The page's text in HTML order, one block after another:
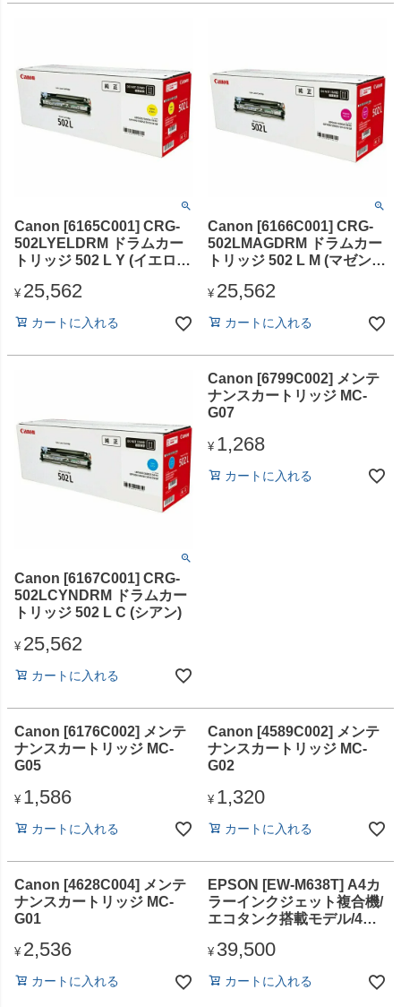
Canon [6165C001] CRG-
502LYELDRM ドラムカー
トリッジ 502 L Y (イエロ
¥ 25,562
カートに入れる
Canon [6166C001] CRG-
502LMAGDRM ドラムカー
トリッジ 502 L M (マゼン
¥ 25,562
カートに入れる
Canon [6167C001] CRG-
502LCYNDRM ドラムカー
トリッジ 502 L C (シアン)
¥ 25,562
カートに入れる
Canon [6799C002] メンテ
ナンスカートリッジ MC-
G07
¥ 1,268
カートに入れる
Canon [6176C002] メンテ
ナンスカートリッジ MC-
G05
¥ 1,586
カートに入れる
Canon [4589C002] メンテ
ナンスカートリッジ MC-
G02
¥ 1,320
カートに入れる
Canon [4628C004] メンテ
ナンスカートリッジ MC-
G01
¥ 2,536
カートに入れる
EPSON [EW-M638T] A4カ
ラーインクジェット複合機/
エコタンク搭載モデル/4色/
¥ 39,500
カートに入れる